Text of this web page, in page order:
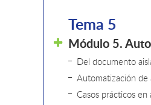
Tema 5
Módulo 5.
Del documento
Automatización de
Casos prácticos